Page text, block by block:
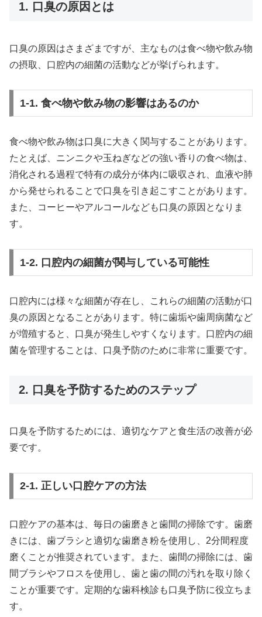
1. 口臭の原因とは
口臭の原因はさまざまですが、主なものは食べ物や飲み物
の摂取、口腔内の細菌の活動などが挙げられます。
1-1. 食べ物や飲み物の影響はあるのか
食べ物や飲み物は口臭に大きく関与することがあります。
たとえば、ニンニクや玉ねぎなどの強い香りの食べ物は、
消化される過程で特有の成分が体内に吸収され、血液や肺
から発せられることで口臭を引き起こすことがあります。
また、コーヒーやアルコールなども口臭の原因となりま
す。
1-2. 口腔内の細菌が関与している可能性
口腔内には様々な細菌が存在し、これらの細菌の活動が口
臭の原因となることがあります。特に歯垢や歯周病菌など
が増殖すると、口臭が発生しやすくなります。口腔内の細
菌を管理することは、口臭予防のために非常に重要です。
2. 口臭を予防するためのステップ
口臭を予防するためには、適切なケアと食生活の改善が必
要です。
2-1. 正しい口腔ケアの方法
口腔ケアの基本は、毎日の歯磨きと歯間の掃除です。歯磨
きには、歯ブラシと適切な歯磨き粉を使用し、2分間程度
磨くことが推奨されています。また、歯間の掃除には、歯
間ブラシやフロスを使用し、歯と歯の間の汚れを取り除く
ことが重要です。定期的な歯科検診も口臭予防に役立ちま
す。